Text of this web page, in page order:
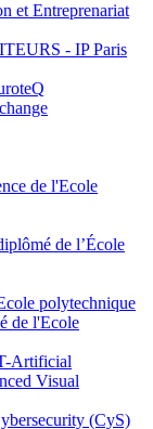
et Entreprenariat
- IP Paris
de l'Ecole
de l’École
polytechnique
de l'Ecole
Artificial
Visual
(CyS)